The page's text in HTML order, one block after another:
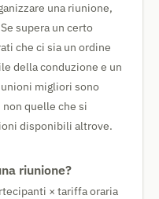
una riunione,
supera un certo
che ci sia un ordine
della conduzione e un
migliori sono
quelle che si
disponibili altrove.
riunione?
× tariffa oraria